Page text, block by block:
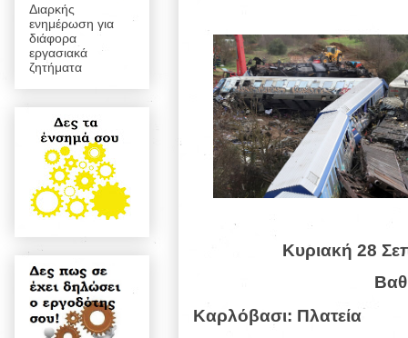
Κυριακή 28
Καρλόβασι: Πλατεία
Διαρκής
ενημέρωση για
διάφορα
εργασιακά
ζητήματα